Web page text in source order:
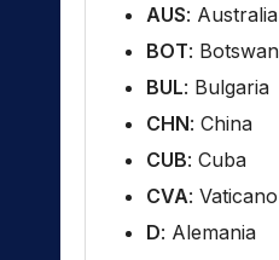
AUS: Australia
BOT:
BUL: Bulgaria
CHN: China
CUB: Cuba
CVA: Vaticano
D: Alemania